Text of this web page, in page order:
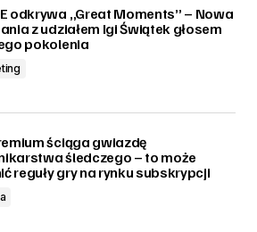
odkrywa „Great Moments” – Nowa
z udziałem Igi Świątek głosem
pokolenia
ściąga gwiazdę
śledczego – to może
reguły gry na rynku subskrypcji